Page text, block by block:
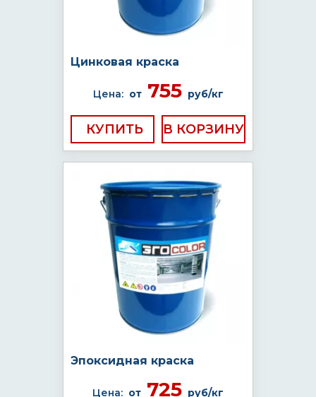
Цинковая краска
Цена: от755 руб/кг
КУПИТЬ
Эпоксидная краска
Цена: от 725 руб/кг